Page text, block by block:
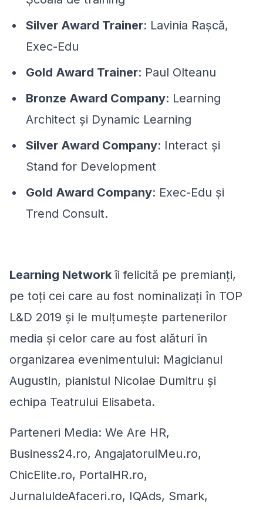
Silver Award Trainer: Lavinia Rașcă,
Exec-Edu
Gold Award Trainer: Paul Olteanu
Bronze Award Company: Learning
Architect și Dynamic Learning
Silver Award Company: Interact și
Stand for Development
Gold Award Company: Exec-Edu și
Trend Consult.
Learning Network îi felicită pe premianți,
pe toți cei care au fost nominalizați în TOP
L&D 2019 și le mulțumește partenerilor
media și celor care au fost alături în
organizarea evenimentului: Magicianul
Augustin, pianistul Nicolae Dumitru și
echipa Teatrului Elisabeta.
Parteneri Media: We Are HR,
Business24.ro, AngajatorulMeu.ro,
ChicElite.ro, PortalHR.ro,
JurnaluldeAfaceri.ro, IQAds, Smark,